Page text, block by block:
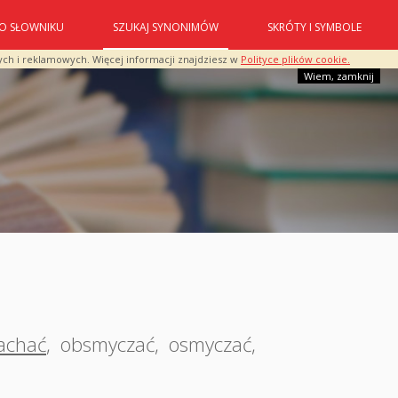
i reklamowych. Więcej informacji znajdziesz w Polityce plików cookie.
Wiem, zamknij
O SŁOWNIKU SZUKAJ SYNONIMÓW SKRÓTY I SYMBOLE
, obsmyczać, osmyczać,